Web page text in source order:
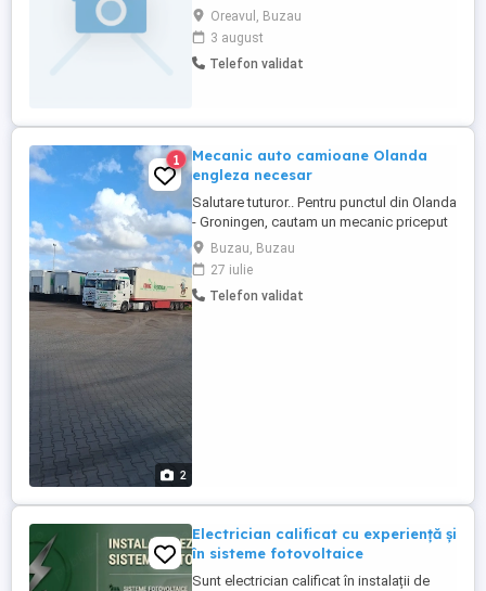
doamne în vârstă de 83 de ani,are diabet
cu insulina, se deplaseaza cu cadru, la
domiciliu, în satul Oreavu, lângă Râmnicu
Sărat. Program: intern, o saptamana
Oreavul, Buzau
3 august
Telefon validat
2
1
Mecanic auto camioane Olanda
engleza necesar
Salutare tuturor.. Pentru punctul din Olanda
- Groningen, cautam un mecanic priceput
la camioane, Mercedes, Iveco etc și la
remorci Se lucrează într-o companie
olandeza, dar nu se poate face contract
decât pe România sau Bulgaria Se oferă
Buzau, Buzau
27 iulie
Telefon validat
Electrician calificat cu experiență și
în sisteme fotovoltaice
Sunt electrician calificat în instalații de